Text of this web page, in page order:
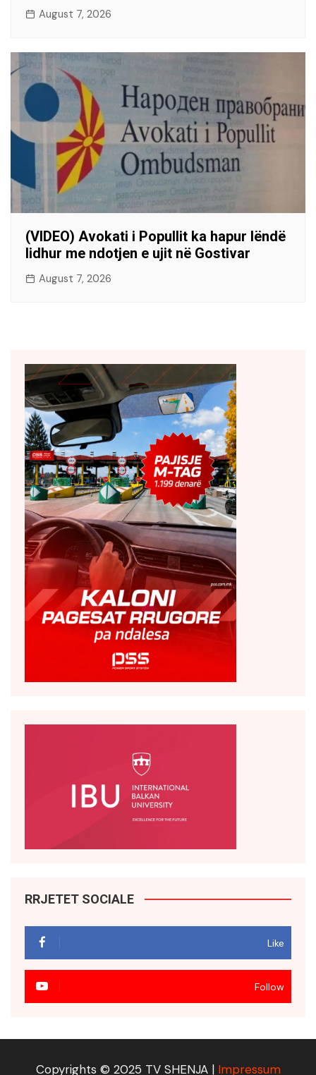
August 7, 2026
(VIDEO) Avokati i Popullit ka hapur lëndë
lidhur me ndotjen e ujit në Gostivar
August 7, 2026
RRJETET SOCIALE
Like
Follow
Copyrights © 2025 TV SHENJA | Impressum